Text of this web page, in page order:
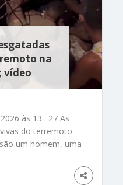
de que o
conversado por
na
vídeo
às 13 : 27 As
do terremoto
um homem, uma
/
Digital